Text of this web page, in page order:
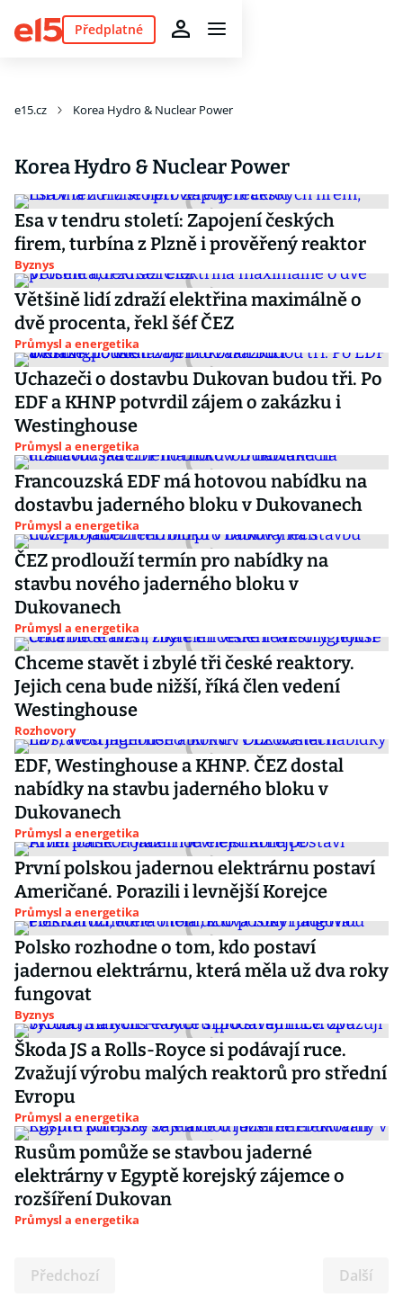
Předplatné
e15.cz Korea Hydro & Nuclear Power
Korea Hydro & Nuclear Power
Esa v tendru století: Zapojení českých
firem, turbína z Plzně i prověřený reaktor
Byznys
Většině lidí zdraží elektřina maximálně o
dvě procenta, řekl šéf ČEZ
Průmysl a energetika
Uchazeči o dostavbu Dukovan budou tři. Po
EDF a KHNP potvrdil zájem o zakázku i
Westinghouse
Průmysl a energetika
Francouzská EDF má hotovou nabídku na
dostavbu jaderného bloku v Dukovanech
Průmysl a energetika
ČEZ prodlouží termín pro nabídky na
stavbu nového jaderného bloku v
Dukovanech
Průmysl a energetika
Chceme stavět i zbylé tři české reaktory.
Jejich cena bude nižší, říká člen vedení
Westinghouse
Rozhovory
EDF, Westinghouse a KHNP. ČEZ dostal
nabídky na stavbu jaderného bloku v
Dukovanech
Průmysl a energetika
První polskou jadernou elektrárnu postaví
Američané. Porazili i levnější Korejce
Průmysl a energetika
Polsko rozhodne o tom, kdo postaví
jadernou elektrárnu, která měla už dva roky
fungovat
Byznys
Škoda JS a Rolls-Royce si podávají ruce.
Zvažují výrobu malých reaktorů pro střední
Evropu
Průmysl a energetika
Rusům pomůže se stavbou jaderné
elektrárny v Egyptě korejský zájemce o
rozšíření Dukovan
Průmysl a energetika
Předchozí Další